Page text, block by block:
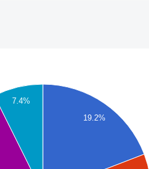
19.2%
7.4%